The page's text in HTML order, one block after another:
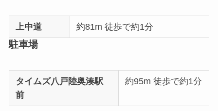
上中道 約81m 徒歩で約1分
駐車場
タイムズ八戸陸奥湊駅
前
約95m 徒歩で約1分